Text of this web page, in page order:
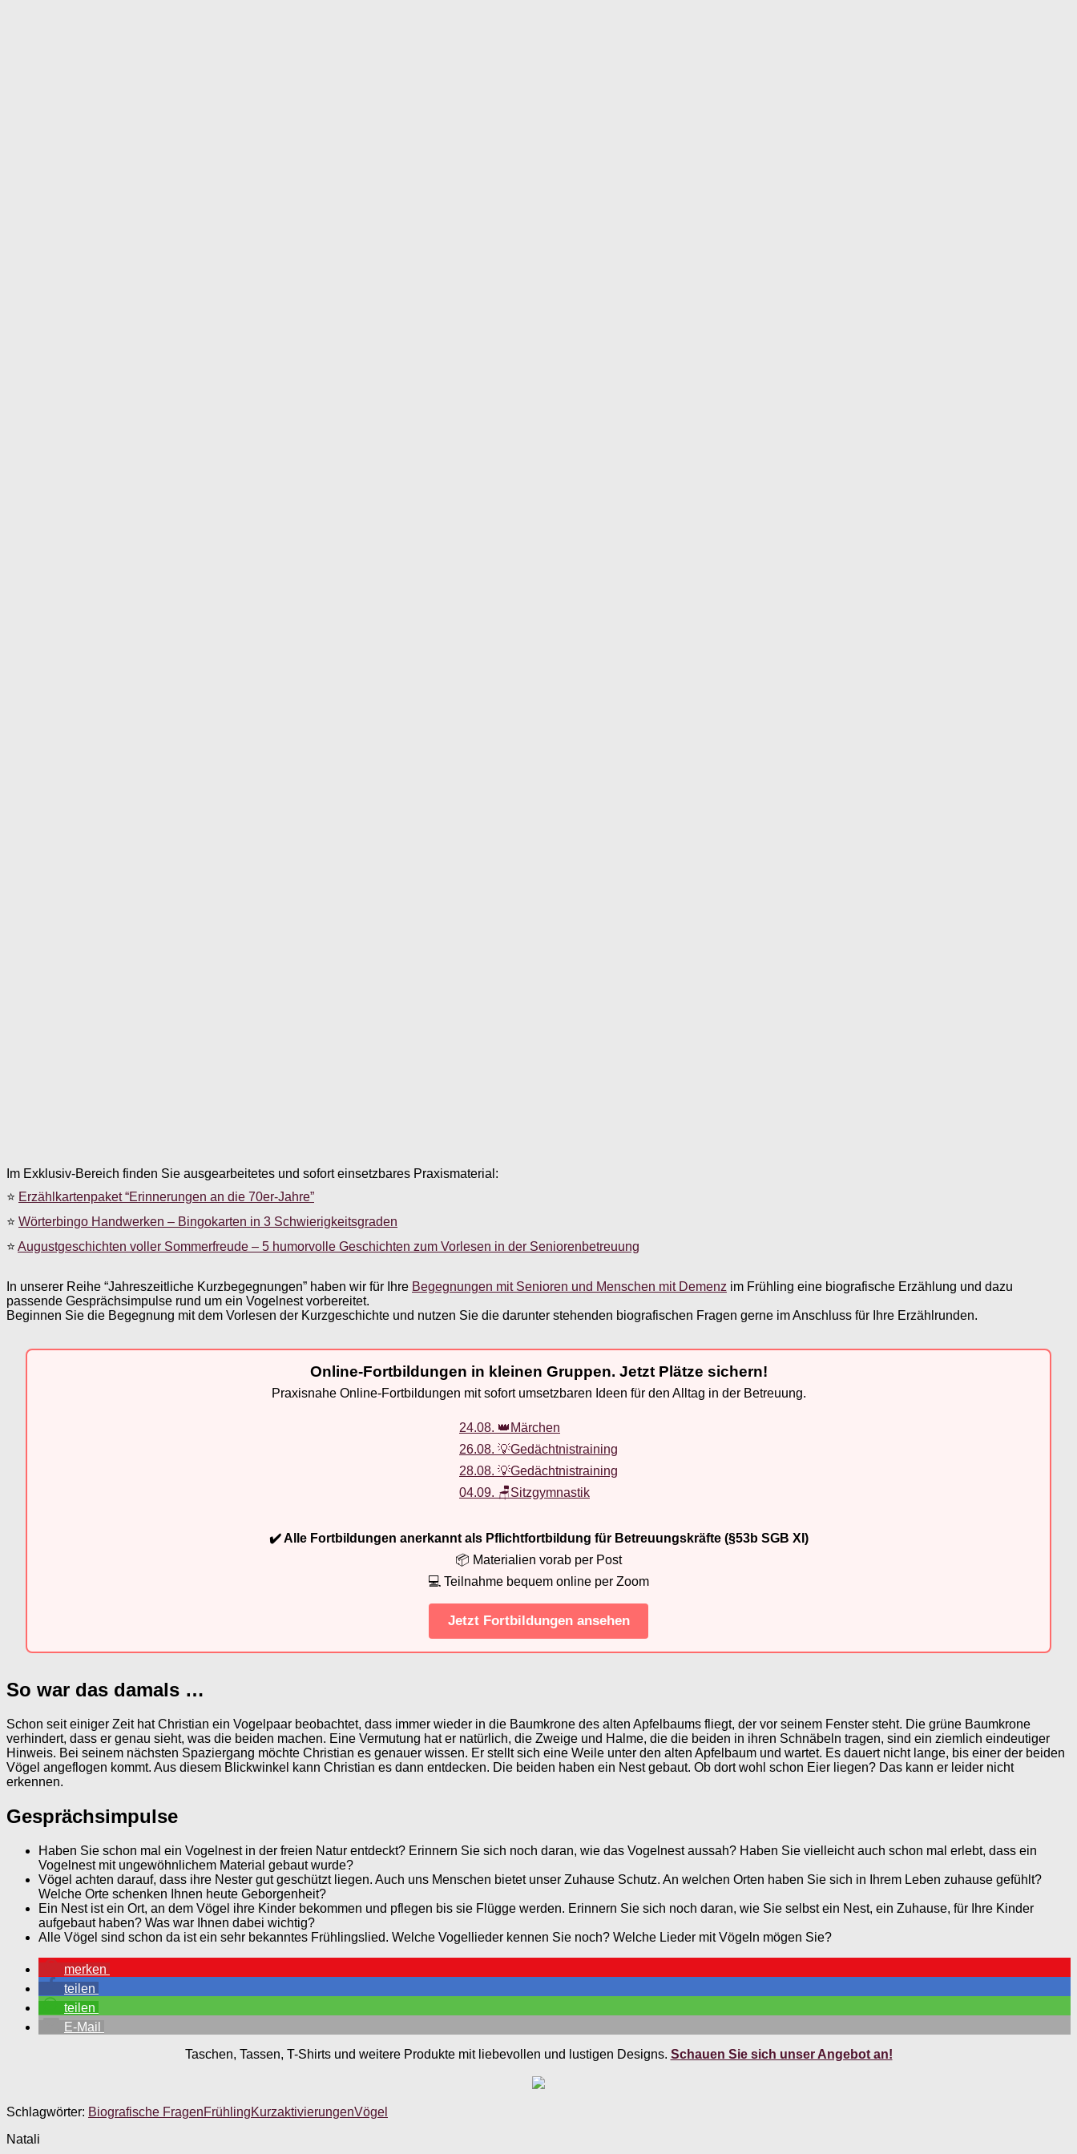
Im Exklusiv-Bereich finden Sie ausgearbeitetes und sofort einsetzbares Praxismaterial:
⭐ Erzählkartenpaket “Erinnerungen an die 70er-Jahre”
⭐ Wörterbingo Handwerken – Bingokarten in 3 Schwierigkeitsgraden
⭐ Augustgeschichten voller Sommerfreude – 5 humorvolle Geschichten zum Vorlesen in der Seniorenbetreuung
In unserer Reihe “Jahreszeitliche Kurzbegegnungen” haben wir für Ihre Begegnungen mit Senioren und Menschen mit Demenz im Frühling eine biografische Erzählung und dazu
passende Gesprächsimpulse rund um ein Vogelnest vorbereitet.
Beginnen Sie die Begegnung mit dem Vorlesen der Kurzgeschichte und nutzen Sie die darunter stehenden biografischen Fragen gerne im Anschluss für Ihre Erzählrunden.
Online-Fortbildungen in kleinen Gruppen. Jetzt Plätze sichern!
Praxisnahe Online-Fortbildungen mit sofort umsetzbaren Ideen für den Alltag in der Betreuung.
24.08. 👑Märchen
26.08. 💡Gedächtnistraining
28.08. 💡Gedächtnistraining
04.09. 🪑Sitzgymnastik
✔️ Alle Fortbildungen anerkannt als Pflichtfortbildung für Betreuungskräfte (§53b SGB XI)
📦 Materialien vorab per Post
💻 Teilnahme bequem online per Zoom
Jetzt Fortbildungen ansehen
So war das damals …
Schon seit einiger Zeit hat Christian ein Vogelpaar beobachtet, dass immer wieder in die Baumkrone des alten Apfelbaums fliegt, der vor seinem Fenster steht. Die grüne Baumkrone
verhindert, dass er genau sieht, was die beiden machen. Eine Vermutung hat er natürlich, die Zweige und Halme, die die beiden in ihren Schnäbeln tragen, sind ein ziemlich eindeutiger
Hinweis. Bei seinem nächsten Spaziergang möchte Christian es genauer wissen. Er stellt sich eine Weile unter den alten Apfelbaum und wartet. Es dauert nicht lange, bis einer der beiden
Vögel angeflogen kommt. Aus diesem Blickwinkel kann Christian es dann entdecken. Die beiden haben ein Nest gebaut. Ob dort wohl schon Eier liegen? Das kann er leider nicht
erkennen.
Gesprächsimpulse
Haben Sie schon mal ein Vogelnest in der freien Natur entdeckt? Erinnern Sie sich noch daran, wie das Vogelnest aussah? Haben Sie vielleicht auch schon mal erlebt, dass ein
Vogelnest mit ungewöhnlichem Material gebaut wurde?
Vögel achten darauf, dass ihre Nester gut geschützt liegen. Auch uns Menschen bietet unser Zuhause Schutz. An welchen Orten haben Sie sich in Ihrem Leben zuhause gefühlt?
Welche Orte schenken Ihnen heute Geborgenheit?
Ein Nest ist ein Ort, an dem Vögel ihre Kinder bekommen und pflegen bis sie Flügge werden. Erinnern Sie sich noch daran, wie Sie selbst ein Nest, ein Zuhause, für Ihre Kinder
aufgebaut haben? Was war Ihnen dabei wichtig?
Alle Vögel sind schon da ist ein sehr bekanntes Frühlingslied. Welche Vogellieder kennen Sie noch? Welche Lieder mit Vögeln mögen Sie?
merken
teilen
teilen
E-Mail
Taschen, Tassen, T-Shirts und weitere Produkte mit liebevollen und lustigen Designs. Schauen Sie sich unser Angebot an!
Schlagwörter: Biografische FragenFrühlingKurzaktivierungenVögel
Natali